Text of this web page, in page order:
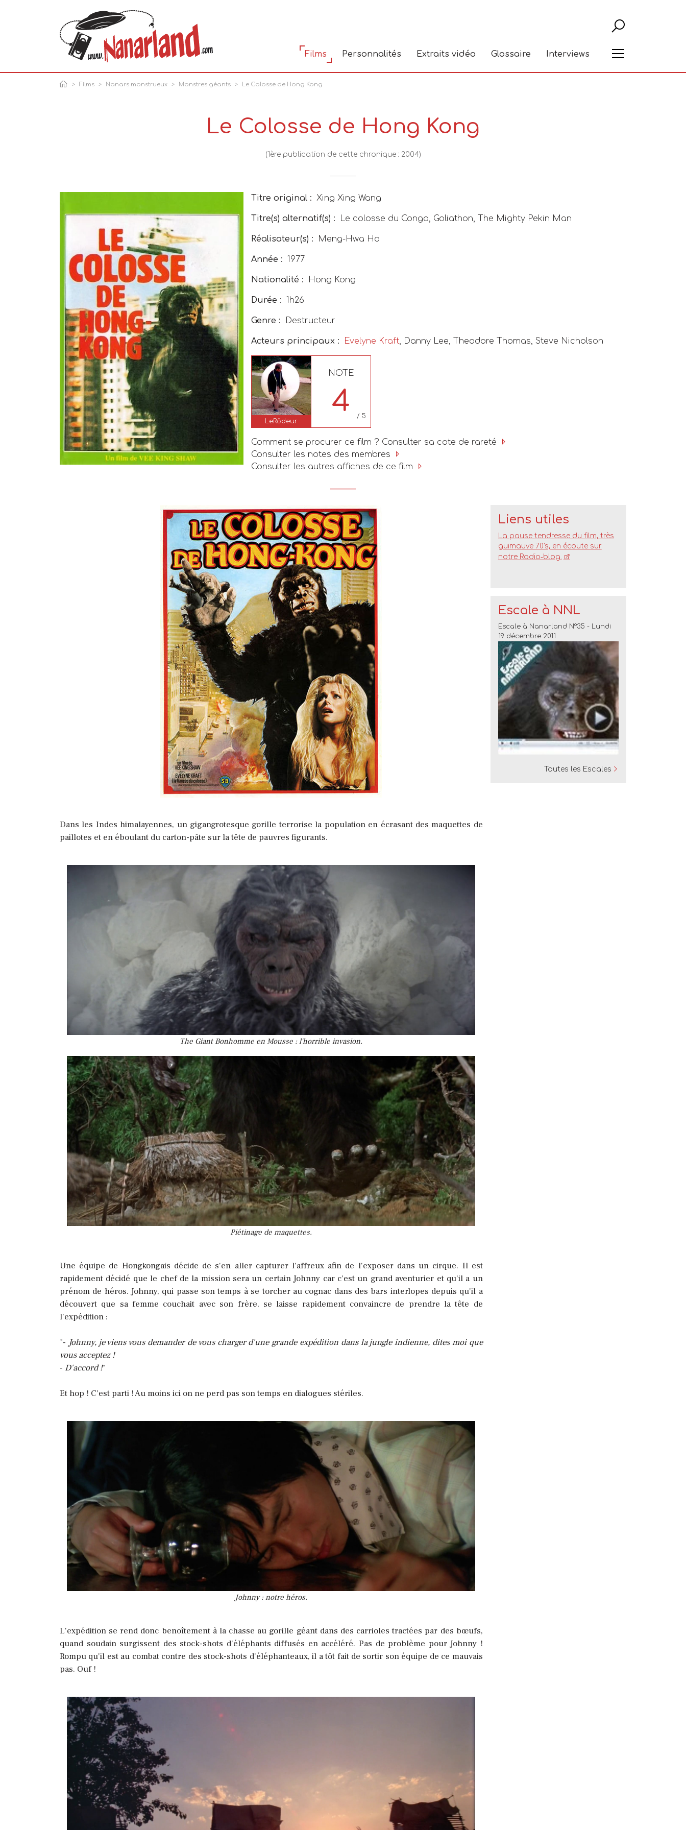
Films Personnalités Extraits vidéo Glossaire Interviews
Films Nanars monstrueux Monstres géants Le Colosse de Hong Kong
Le Colosse de Hong Kong
(1ère publication de cette chronique : 2004)
Titre original : Xing Xing Wang
Titre(s) alternatif(s) : Le colosse du Congo, Goliathon, The Mighty Pekin Man
Réalisateur(s) : Meng-Hwa Ho
Année : 1977
Nationalité : Hong Kong
Durée : 1h26
Genre : Destructeur
Acteurs principaux : Evelyne Kraft, Danny Lee, Theodore Thomas, Steve Nicholson
LeRôdeur
NOTE
4 / 5
Comment se procurer ce film ? Consulter sa cote de rareté
Consulter les notes des membres
Consulter les autres affiches de ce film
Dans les Indes himalayennes, un gigangrotesque gorille terrorise la population en écrasant des maquettes de
paillotes et en éboulant du carton-pâte sur la tête de pauvres figurants.
The Giant Bonhomme en Mousse : l'horrible invasion.
Piétinage de maquettes.
Une équipe de Hongkongais décide de s'en aller capturer l'affreux afin de l'exposer dans un cirque. Il est
rapidement décidé que le chef de la mission sera un certain Johnny car c'est un grand aventurier et qu'il a un
prénom de héros. Johnny, qui passe son temps à se torcher au cognac dans des bars interlopes depuis qu'il a
découvert que sa femme couchait avec son frère, se laisse rapidement convaincre de prendre la tête de
l'expédition :
"- Johnny, je viens vous demander de vous charger d'une grande expédition dans la jungle indienne, dites moi que
vous acceptez !
- D'accord !"
Et hop ! C'est parti ! Au moins ici on ne perd pas son temps en dialogues stériles.
Johnny : notre héros.
L'expédition se rend donc benoîtement à la chasse au gorille géant dans des carrioles tractées par des bœufs,
quand soudain surgissent des stock-shots d'éléphants diffusés en accéléré. Pas de problème pour Johnny !
Rompu qu'il est au combat contre des stock-shots d'éléphanteaux, il a tôt fait de sortir son équipe de ce mauvais
pas. Ouf !
Liens utiles
La pause tendresse du film, très
guimauve 70's, en écoute sur
notre Radio-blog.
Escale à NNL
Escale à Nanarland N°35 - Lundi
19 décembre 2011
Toutes les Escales